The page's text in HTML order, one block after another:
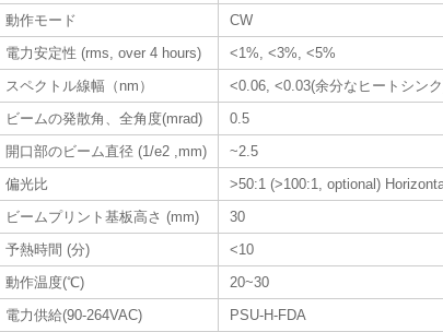
動作モード
CW
電力安定性 (rms, over 4 hours)
<1%, <3%, <5%
スペクトル線幅（nm）
<0.06, <0.03(余分なヒートシン
ビームの発散角、全角度(mrad)
0.5
開口部のビーム直径 (1/e2 ,mm)
~2.5
偏光比
>50:1 (>100:1, optional)
ビームプリント基板高さ (mm)
30
予熱時間 (分)
<10
動作温度(℃)
20~30
電力供給(90-264VAC)
PSU-H-FDA